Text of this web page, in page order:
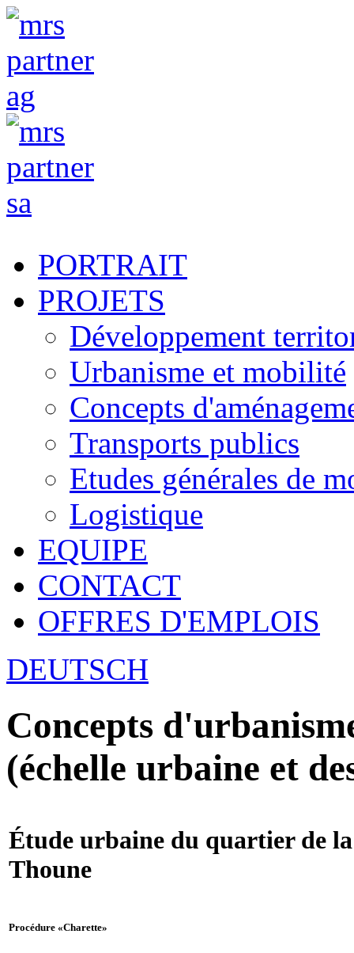
PORTRAIT
PROJETS
Développement
Urbanisme et mobilité
Concepts
Transports publics
Etudes générales de
Logistique
EQUIPE
CONTACT
OFFRES D'EMPLOIS
DEUTSCH
Concepts
(échelle urbaine et
Étude urbaine du quartier de la
Thoune
Procédure «Charette»